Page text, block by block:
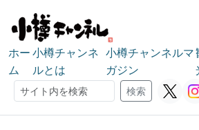
ホー
ム
小樽チャンネ
ルとは
小樽チャンネルマ
ガジン
検索
検索